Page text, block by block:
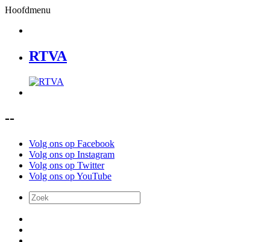
Hoofdmenu
RTVA
--
Volg ons op Facebook
Volg ons op Instagram
Volg ons op Twitter
Volg ons op YouTube